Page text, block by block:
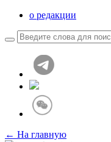
о редакции
← На главную